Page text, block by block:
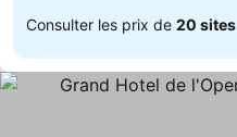
Consulter les prix de 20 sites